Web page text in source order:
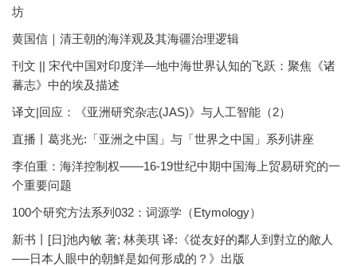
坊
黄国信｜清王朝的海洋观及其海疆治理逻辑
刊文 || 宋代中国对印度洋—地中海世界认知的飞跃：聚焦《诸
蕃志》中的埃及描述
译文|回应：《亚洲研究杂志(JAS)》与人工智能（2）
直播丨葛兆光:「亚洲之中国」与「世界之中国」系列讲座
李伯重：海洋控制权——16-19世纪中期中国海上贸易研究的一
个重要问题
100个研究方法系列032：词源学（Etymology）
新书丨[日]池內敏 著; 林美琪 译:《從友好的鄰人到對立的敵人
──日本人眼中的朝鮮是如何形成的？》出版